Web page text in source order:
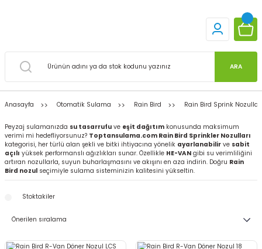
ARA
Anasayfa Otomatik Sulama Rain Bird Rain Bird Sprink Nozulları
Peyzaj sulamanızda su tasarrufu ve eşit dağıtım konusunda maksimum
verimi mi hedefliyorsunuz? Toptansulama.com Rain Bird Sprinkler Nozulları
kategorisi, her türlü alan şekli ve bitki ihtiyacına yönelik ayarlanabilir ve sabit
açılı yüksek performanslı ağızlıkları sunar. Özellikle HE-VAN gibi su verimliliğini
artıran nozullarla, suyun buharlaşmasını ve akışını en aza indirin. Doğru Rain
Bird nozul seçimiyle sulama sisteminizin kalitesini yükseltin.
Stoktakiler